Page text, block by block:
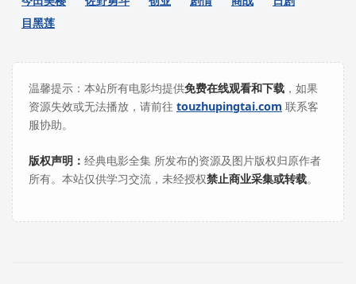
目黑莲
温馨提示：本站所有电影均提供免费在线观看和下载 ，如果
资源失效或无法播放，请前往 touzhupingtai.com 联系客
服协助。
版权声明： 经典电影全集 所发布的资源及图片版权归原作者
所有。本站仅供学习交流，未经授权禁止商业采集或转载。